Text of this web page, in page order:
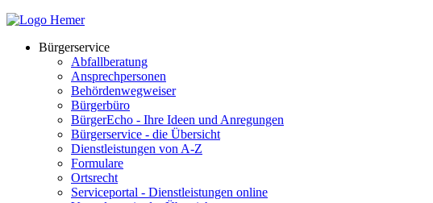
Bürgerservice
Abfallberatung
Ansprechpersonen
Behördenwegweiser
Bürgerbüro
BürgerEcho - Ihre Ideen und Anregungen
Bürgerservice - die Übersicht
Dienstleistungen von A-Z
Formulare
Ortsrecht
Serviceportal - Dienstleistungen online